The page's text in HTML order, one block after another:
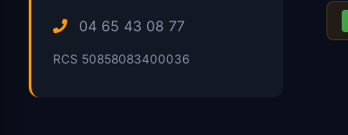
04 65 43 08 77
RCS 50858083400036